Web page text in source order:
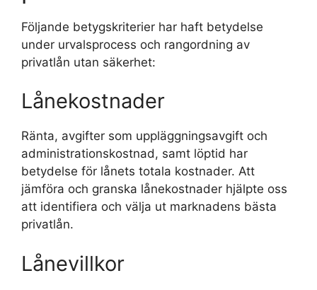
Följande betygskriterier har haft betydelse
under urvalsprocess och rangordning av
privatlån utan säkerhet:
Lånekostnader
Ränta, avgifter som uppläggningsavgift och
administrationskostnad, samt löptid har
betydelse för lånets totala kostnader. Att
jämföra och granska lånekostnader hjälpte oss
att identifiera och välja ut marknadens bästa
privatlån.
Lånevillkor